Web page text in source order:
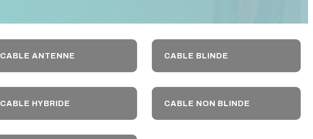
CABLE ANTENNE CABLE BLINDE
CABLE HYBRIDE CABLE NON BLINDE